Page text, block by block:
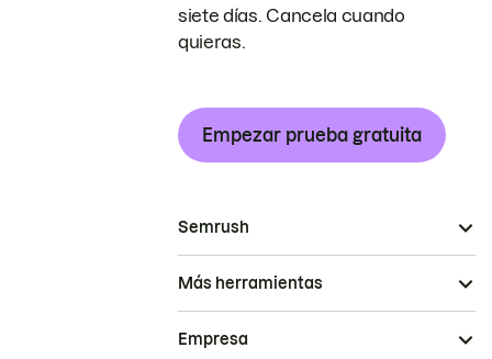
siete días. Cancela cuando
quieras.
Empezar prueba gratuita
Semrush
Más herramientas
Empresa